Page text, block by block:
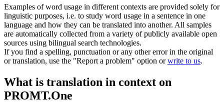
Examples of word usage in different contexts are provided solely for
linguistic purposes, i.e. to study word usage in a sentence in one
language and how they can be translated into another. All samples
are automatically collected from a variety of publicly available open
sources using bilingual search technologies.
If you find a spelling, punctuation or any other error in the original
or translation, use the "Report a problem" option orwrite to us.
What is translation in context on
PROMT.One